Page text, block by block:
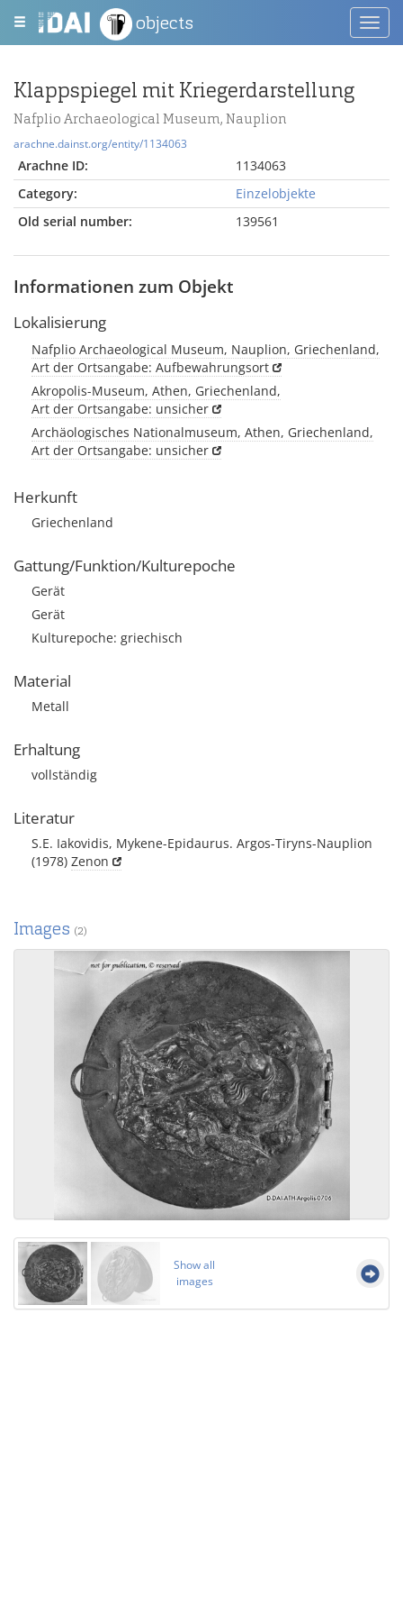
objects
Klappspiegel mit Kriegerdarstellung
Nafplio Archaeological Museum, Nauplion
arachne.dainst.org/entity/1134063
Arachne ID:
1134063
Category:
Einzelobjekte
Old serial number:
139561
Informationen zum Objekt
Lokalisierung
Nafplio Archaeological Museum, Nauplion, Griechenland,
Art der Ortsangabe: Aufbewahrungsort
Akropolis-Museum, Athen, Griechenland,
Art der Ortsangabe: unsicher
Archäologisches Nationalmuseum, Athen, Griechenland,
Art der Ortsangabe: unsicher
Herkunft
Griechenland
Gattung/Funktion/Kulturepoche
Gerät
Gerät
Kulturepoche: griechisch
Material
Metall
Erhaltung
vollständig
Literatur
S.E. Iakovidis, Mykene-Epidaurus. Argos-Tiryns-Nauplion
(1978) Zenon
Images (2)
Show all
images